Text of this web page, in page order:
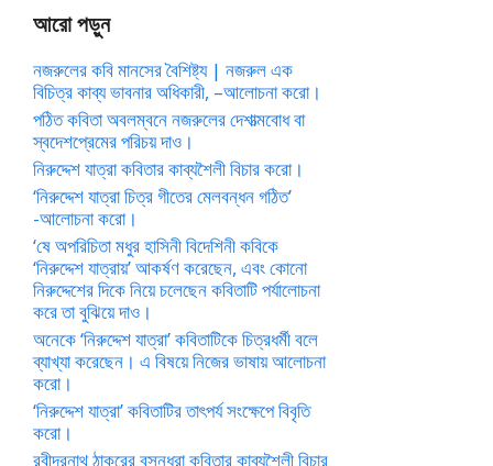
আরো পড়ুন
নজরুলের কবি মানসের বৈশিষ্ট্য | নজরুল এক
বিচিত্র কাব্য ভাবনার অধিকারী, –আলোচনা করো।
পঠিত কবিতা অবলম্বনে নজরুলের দেশাত্মবোধ বা
স্বদেশপ্রেমের পরিচয় দাও।
নিরুদ্দেশ যাত্রা কবিতার কাব্যশৈলী বিচার করো।
‘নিরুদ্দেশ যাত্রা চিত্র গীতের মেলবন্ধন গঠিত’
-আলোচনা করো।
‘ষে অপরিচিতা মধুর হাসিনী বিদেশিনী কবিকে
‘নিরুদ্দেশ যাত্রায়’ আকর্ষণ করেছেন, এবং কোনো
নিরুদ্দেশের দিকে নিয়ে চলেছেন কবিতাটি পর্যালোচনা
করে তা বুঝিয়ে দাও।
অনেকে ‘নিরুদ্দেশ যাত্রা’ কবিতাটিকে চিত্রধর্মী বলে
ব্যাখ্যা করেছেন। এ বিষয়ে নিজের ভাষায় আলোচনা
করো।
‘নিরুদ্দেশ যাত্রা’ কবিতাটির তাৎপর্য সংক্ষেপে বিবৃতি
করো।
রবীন্দ্রনাথ ঠাকুরের বসুন্ধরা কবিতার কাব্যশৈলী বিচার